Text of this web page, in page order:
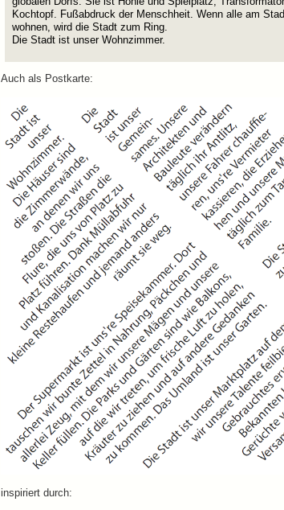
Kochtopf. Fußabdruck der Menschheit. Wenn alle am
wohnen, wird die Stadt zum Ring.
Die Stadt ist unser Wohnzimmer.
Auch als Postkarte:
inspiriert durch: